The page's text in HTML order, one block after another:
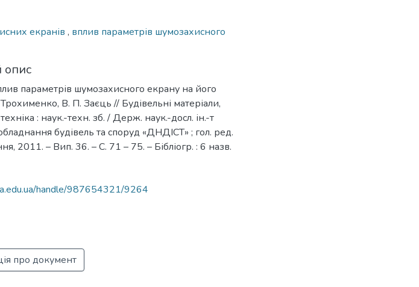
екранів , вплив параметрів шумозахисного
опис
параметрів шумозахисного екрану на його
В. П. Заєць // Будівельні матеріали,
: наук.-техн. зб. / Держ. наук.-досл. ін.-т
обладнання будівель та споруд «ДНДІСТ» ; гол. ред.
2011. – Вип. 36. – С. 71 – 75. – Бібліогр. : 6 назв.
handle/987654321/9264
про документ